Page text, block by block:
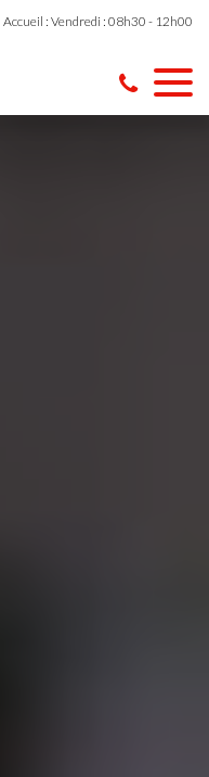
Accueil : Vendredi : 08h30 - 12h00